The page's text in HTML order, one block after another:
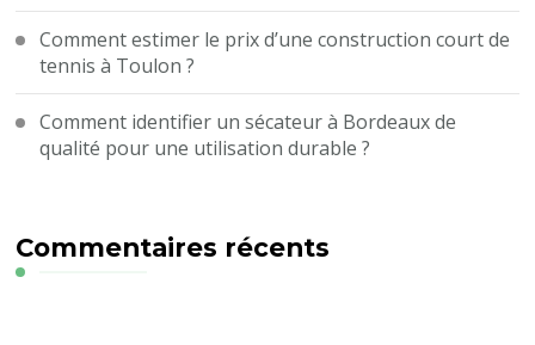
Comment estimer le prix d’une construction court de
tennis à Toulon ?
Comment identifier un sécateur à Bordeaux de
qualité pour une utilisation durable ?
Commentaires récents